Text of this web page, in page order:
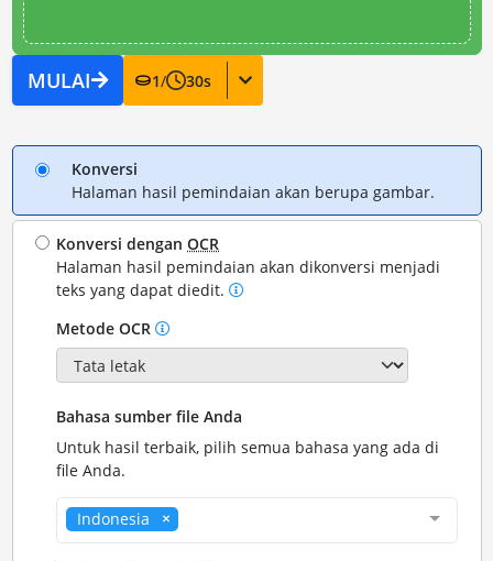
MULAI 1/ 30s
Konversi
Halaman hasil pemindaian akan berupa gambar.
Konversi denganOCR
Halaman hasil pemindaian akan dikonversi menjadi
teks yang dapat diedit.
Metode OCR
Bahasa sumber file Anda
Untuk hasil terbaik, pilih semua bahasa yang ada di
file Anda.
Indonesia